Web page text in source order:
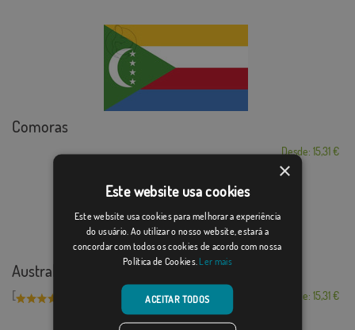
Comoras
Desde: 15,31 €
Australia
[ Desde: 15,31 €
×
Este website usa cookies
Este website usa cookies para melhorar a experiência
do usuário. Ao utilizar o nosso website, estará a
concordar com todos os cookies de acordo com nossa
Política de Cookies. Ler mais
ACEITAR TODOS